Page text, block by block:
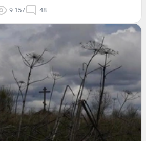
9 157 48